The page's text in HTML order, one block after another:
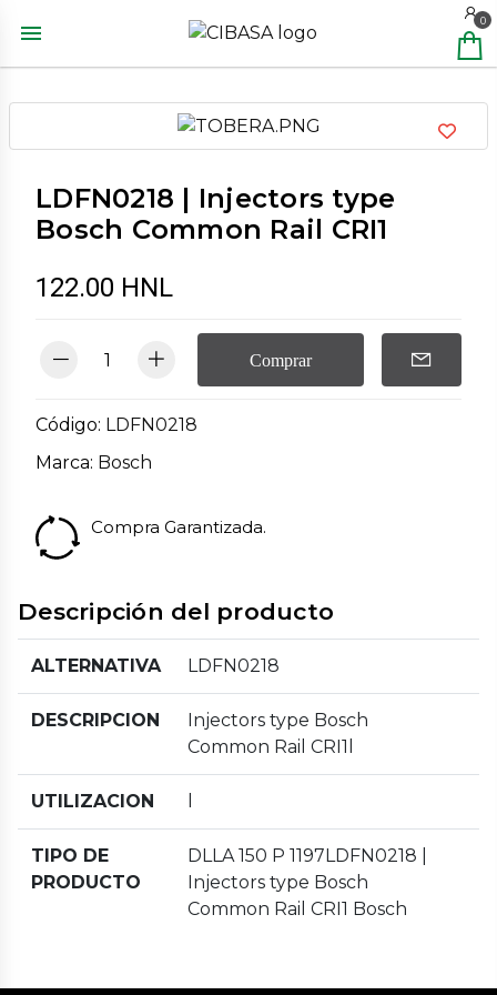
0
LDFN0218 | Injectors type
Bosch Common Rail CRI1
122.00 HNL
Comprar
Código: LDFN0218
Marca: Bosch
Compra Garantizada.
Descripción del producto
ALTERNATIVA LDFN0218
DESCRIPCION
Injectors type Bosch
Common Rail CRI1l
UTILIZACION
TIPO DE
PRODUCTO
DLLA 150 P 1197LDFN0218 |
Injectors type Bosch
Common Rail CRI1 Bosch